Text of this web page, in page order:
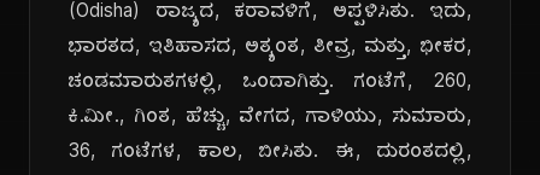
(Odisha) ರಾಜ್ಯದ, ಕರಾವಳಿಗೆ, ಅಪ್ಪಳಿಸಿತು. ಇದು,
ಭಾರತದ, ಇತಿಹಾಸದ, ಅತ್ಯಂತ, ತೀವ್ರ, ಮತ್ತು, ಭೀಕರ,
ಚಂಡಮಾರುತಗಳಲ್ಲಿ, ಒಂದಾಗಿತ್ತು. ಗಂಟೆಗೆ, 260,
ಕಿ.ಮೀ., ಗಿಂತ, ಹೆಚ್ಚು, ವೇಗದ, ಗಾಳಿಯು, ಸುಮಾರು,
36, ಗಂಟೆಗಳ, ಕಾಲ, ಬೀಸಿತು. ಈ, ದುರಂತದಲ್ಲಿ,